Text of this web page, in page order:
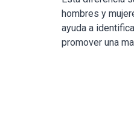
hombres y
ayuda a
promover una